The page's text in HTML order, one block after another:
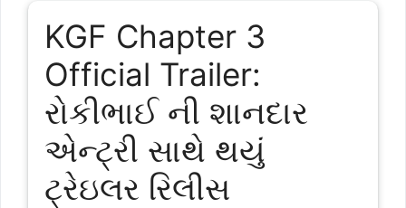
KGF Chapter 3
Official Trailer:
રોકીભાઈ ની શાનદાર
એન્ટ્રી સાથે થયું
ટ્રેઇલર રિલીસ